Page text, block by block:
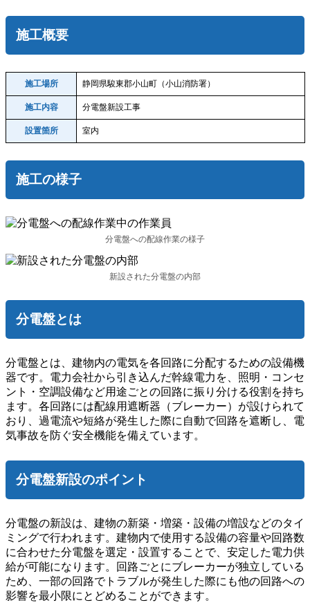
施工概要
施工場所 静岡県駿東郡小山町（小山消防署）
施工内容 分電盤新設工事
設置箇所 室内
施工の様子
分電盤への配線作業の様子
新設された分電盤の内部
分電盤とは
分電盤とは、建物内の電気を各回路に分配するための設備機
器です。電力会社から引き込んだ幹線電力を、照明・コンセ
ント・空調設備など用途ごとの回路に振り分ける役割を持ち
ます。各回路には配線用遮断器（ブレーカー）が設けられて
おり、過電流や短絡が発生した際に自動で回路を遮断し、電
気事故を防ぐ安全機能を備えています。
分電盤新設のポイント
分電盤の新設は、建物の新築・増築・設備の増設などのタイ
ミングで行われます。建物内で使用する設備の容量や回路数
に合わせた分電盤を選定・設置することで、安定した電力供
給が可能になります。回路ごとにブレーカーが独立している
ため、一部の回路でトラブルが発生した際にも他の回路への
影響を最小限にとどめることができます。